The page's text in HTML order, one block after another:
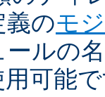
義のモ
ルの
可能